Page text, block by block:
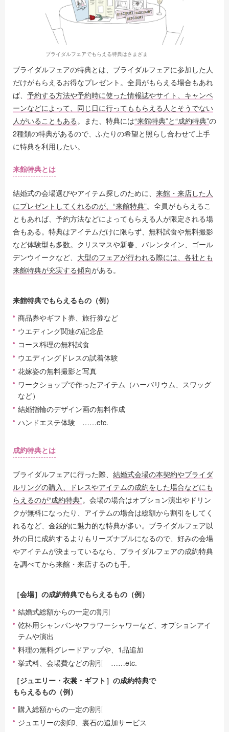
ブライダルフェアでもらえる特典はさまざま
ブライダルフェアの特典とは、ブライダルフェアに参加した人
だけがもらえるお得なプレゼント。全員がもらえる場合もあれ
ば、 予約する方法や予約時に使った情報誌やサイト、キャンペ
ーンなどによって、同じ日に行ってももらえる人とそうでない
人がいることもある。また、特典には“来館特典”と“成約特典”の
2種類の特典があるので、ふたりの希望と照らし合わせて上手
に特典を利用したい。
来館特典とは
結婚式の会場選びやアイテム探しのために、 来館・来店した人
にプレゼントしてくれるのが、“来館特典”。全員がもらえるこ
ともあれば、予約方法などによってもらえる人が限定される場
合もある。特典はアイテムだけに限らず、無料試食や無料撮影
など体験型も多数。クリスマスや新春、バレンタイン、ゴール
デンウイークなど、 大型のフェアが行われる際には、各社とも
来館特典が充実する傾向がある。
来館特典でもらえるもの（例）
商品券やギフト券、旅行券など
ウエディング関連の記念品
コース料理の無料試食
ウエディングドレスの試着体験
花嫁姿の無料撮影と写真
ワークショップで作ったアイテム（ハーバリウム、スワッグ
など）
結婚指輪のデザイン画の無料作成
ハンドエステ体験 ……etc.
成約特典とは
ブライダルフェアに行った際、 結婚式会場の本契約やブライダ
ルリングの購入、ドレスやアイテムの成約をした場合などにも
らえるのが“成約特典”。会場の場合はオプション演出やドリン
クが無料になったり、アイテムの場合は総額から割引をしてく
れるなど、金銭的に魅力的な特典が多い。ブライダルフェア以
外の日に成約するよりもリーズナブルになるので、好みの会場
やアイテムが決まっているなら、ブライダルフェアの成約特典
を調べてから来館・来店するのも手。
［会場］の成約特典でもらえるもの（例）
結婚式総額からの一定の割引
乾杯用シャンパンやフラワーシャワーなど、オプションアイ
テムや演出
料理の無料グレードアップや、1品追加
挙式料、会場費などの割引 ……etc.
［ジュエリー・衣裳・ギフト］の成約特典で
もらえるもの（例）
購入総額からの一定の割引
ジュエリーの刻印、裏石の追加サービス